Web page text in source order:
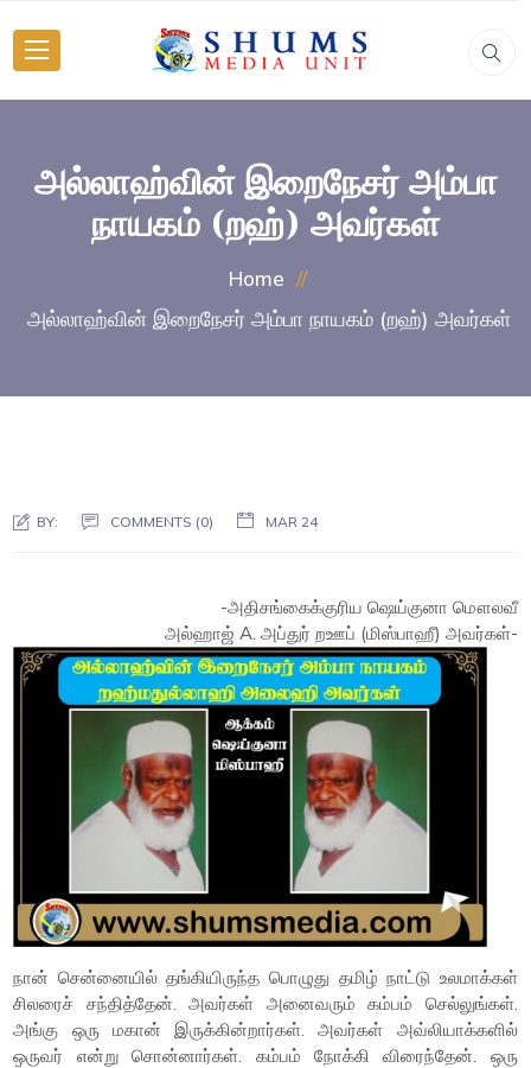
அல்லாஹ்வின் இறைநேசர் அம்பா
நாயகம் (றஹ்) அவர்கள்
Home
அல்லாஹ்வின் இறைநேசர் அம்பா நாயகம் (றஹ்) அவர்கள்
BY: COMMENTS (0) MAR 24
-அதிசங்கைக்குரிய ஷெய்குனா மௌலவீ
அல்ஹாஜ் A. அப்துர் றஊப் (மிஸ்பாஹீ) அவர்கள்-
நான் சென்னையில் தங்கியிருந்த பொழுது தமிழ் நாட்டு உலமாக்கள்
சிலரைச் சந்தித்தேன். அவர்கள் அனைவரும் கம்பம் செல்லுங்கள்.
அங்கு ஒரு மகான் இருக்கின்றார்கள். அவர்கள் அவ்லியாக்களில்
ஒருவர் என்று சொன்னார்கள். கம்பம் நோக்கி விரைந்தேன். ஒரு